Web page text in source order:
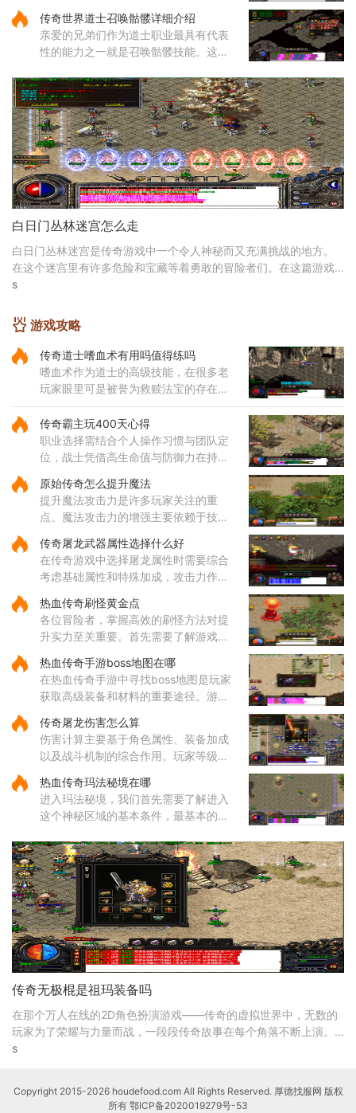
标上通过拖拽操作来调整它们的位置顺
序。这样的调整能够帮助哥哥
传奇世界道士召唤骷髅详细介绍
亲爱的兄弟们作为道士职业最具有代表
性的能力之一就是召唤骷髅技能。这个
能，让你能够通过施法将死去的生灵转
化为强大的骷髅伙伴。当你学
白日门丛林迷宫怎么走
白日门丛林迷宫是传奇游戏中一个令人神秘而又充满挑战的地方。
在这个迷宫里有许多危险和宝藏等着勇敢的冒险者们。在这篇游戏
攻略中，我将为您介绍白日门丛林迷宫的主要地点和
s
游戏攻略
传奇道士嗜血术有用吗值得练吗
嗜血术作为道士的高级技能，在很多老
玩家眼里可是被誉为救赎法宝的存在。
这个技能不仅伤害可观，还带有独特的
吸血效果，能够在攻击敌人的同时为自
身恢复体力，大大提升了道士
传奇霸主玩400天心得
职业选择需结合个人操作习惯与团队定
位，战士凭借高生命值与防御力在持久
备高爆发特性，道士的召唤兽在继承元
婴属性后能显著提升战斗效率
原始传奇怎么提升魔法
提升魔法攻击力是许多玩家关注的重
点。魔法攻击力的增强主要依赖于技能
电术是一个核心输出技能，能够对远距
离目标造成高额伤害，因此在技
传奇屠龙武器属性选择什么好
在传奇游戏中选择屠龙属性时需要综合
考虑基础属性和特殊加成，攻击力作为
关注，它能有效提升玩家对战各类敌人
的效率。屠龙武器普遍具备较
热血传奇刷怪黄金点
各位冒险者，掌握高效的刷怪方法对提
升实力至关重要。首先需要了解游戏中
地是经验丰富的玩家经常光顾的场所，
这些地方的怪物刷新频率较高
热血传奇手游boss地图在哪
在热血传奇手游中寻找boss地图是玩家
获取高级装备和材料的重要途径。游戏
要包括矿洞、沃玛寺庙、祖玛寺庙、石
墓等地。矿洞分为不同层次，每层
传奇屠龙伤害怎么算
伤害计算主要基于角色属性、装备加成
以及战斗机制的综合作用。玩家等级和
础攻击力和技能伤害，提升等级和增加
主属性点是提高伤害的基础途
热血传奇玛法秘境在哪
进入玛法秘境，我们首先需要了解进入
这个神秘区域的基本条件，最基本的就
这个等级是连门都找不到的。除了等级
要求，还有一个特别重要的东
传奇无极棍是祖玛装备吗
在那个万人在线的2D角色扮演游戏——传奇的虚拟世界中，无数的
玩家为了荣耀与力量而战，一段段传奇故事在每个角落不断上演。
在众多装备中，有这么一件令玩家们梦寐以求的神器—
s
Copyright 2015-2026 houdefood.com All Rights Reserved. 厚德找服网 版权
所有 鄂ICP备2020019279号-53